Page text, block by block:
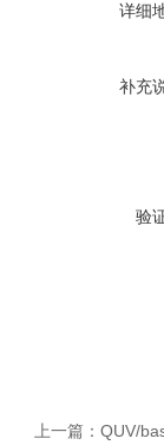
详细
补充
验
上一篇： QUV/